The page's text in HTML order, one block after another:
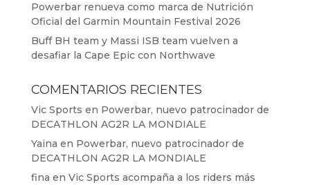
Powerbar renueva como marca de Nutrición
Oficial del Garmin Mountain Festival 2026
Buff BH team y Massi ISB team vuelven a
desafiar la Cape Epic con Northwave
COMENTARIOS RECIENTES
Vic Sports en Powerbar, nuevo patrocinador de
DECATHLON AG2R LA MONDIALE
Yaina en Powerbar, nuevo patrocinador de
DECATHLON AG2R LA MONDIALE
fina en Vic Sports acompaña a los riders más